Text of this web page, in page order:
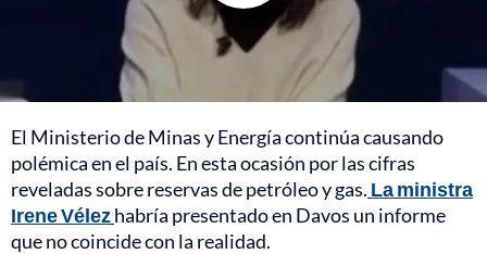
El Ministerio de Minas y Energía continúa causando
polémica en el país. En esta ocasión por las cifras
reveladas sobre reservas de petróleo y gas. La ministra
Irene Vélezhabría presentado en Davos un informe
que no coincide con la realidad.